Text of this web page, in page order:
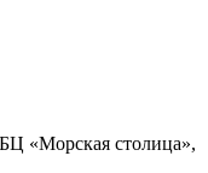
«Морская столица»,